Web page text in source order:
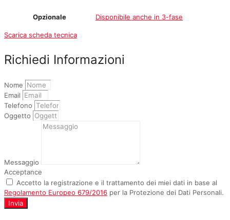
Opzionale Disponibile anche in 3-fase
Scarica scheda tecnica
Richiedi Informazioni
Nome
Email
Telefono
Oggetto
Messaggio
Acceptance
Accetto la registrazione e il trattamento dei miei dati in base al
Regolamento Europeo 679/2016 per la Protezione dei Dati Personali.
Invia